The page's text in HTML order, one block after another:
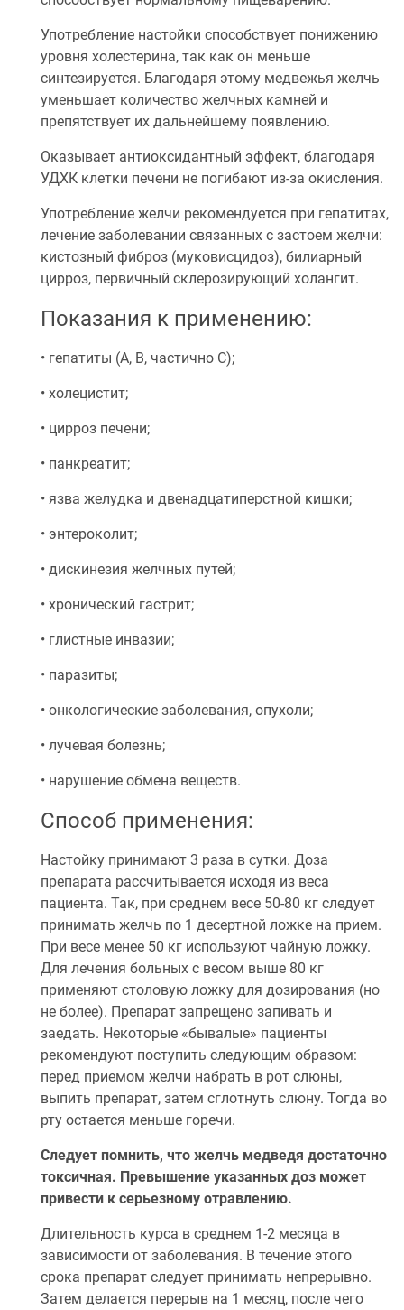
Употребление настойки способствует понижению
уровня холестерина, так как он меньше
синтезируется. Благодаря этому медвежья желчь
уменьшает количество желчных камней и
препятствует их дальнейшему появлению.
Оказывает антиоксидантный эффект, благодаря
УДХК клетки печени не погибают из-за окисления.
Употребление желчи рекомендуется при гепатитах,
лечение заболевании связанных с застоем желчи:
кистозный фиброз (муковисцидоз), билиарный
цирроз, первичный склерозирующий холангит.
Показания к применению:
• гепатиты (А, В, частично С);
• холецистит;
• цирроз печени;
• панкреатит;
• язва желудка и двенадцатиперстной кишки;
• энтероколит;
• дискинезия желчных путей;
• хронический гастрит;
• глистные инвазии;
• паразиты;
• онкологические заболевания, опухоли;
• лучевая болезнь;
• нарушение обмена веществ.
Способ применения:
Настойку принимают 3 раза в сутки. Доза
препарата рассчитывается исходя из веса
пациента. Так, при среднем весе 50-80 кг следует
принимать желчь по 1 десертной ложке на прием.
При весе менее 50 кг используют чайную ложку.
Для лечения больных с весом выше 80 кг
применяют столовую ложку для дозирования (но
не более). Препарат запрещено запивать и
заедать. Некоторые «бывалые» пациенты
рекомендуют поступить следующим образом:
перед приемом желчи набрать в рот слюны,
выпить препарат, затем сглотнуть слюну. Тогда во
рту остается меньше горечи.
Следует помнить, что желчь медведя достаточно
токсичная. Превышение указанных доз может
привести к серьезному отравлению.
Длительность курса в среднем 1-2 месяца в
зависимости от заболевания. В течение этого
срока препарат следует принимать непрерывно.
Затем делается перерыв на 1 месяц, после чего